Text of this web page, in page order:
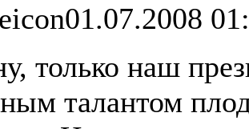
01.07.2008
только наш
талантом